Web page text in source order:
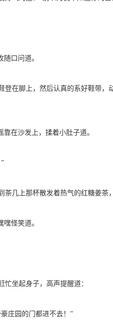
口问道。
在脚上，然后认真的系好鞋带，
在沙发上，揉着小肚子道。
几上那杯散发着热气的红糖姜茶，
怪笑道。
坐起身子，高声提醒道：
庄园的门都进不去！”